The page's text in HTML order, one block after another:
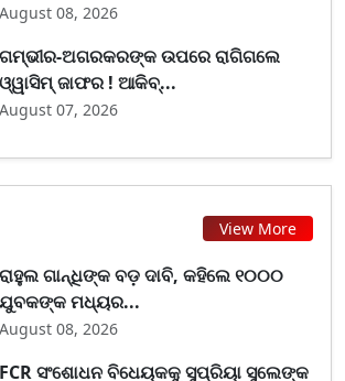
August 08, 2026
ଗମ୍ଭୀର-ଅଗରକରଙ୍କ ଉପରେ ରାଗିଗଲେ
ଓ୍ୱାସିମ୍ ଜାଫର ! ଆକିବ୍...
August 07, 2026
View More
ରାହୁଲ ଗାନ୍ଧିଙ୍କ ବଡ଼ ଦାବି, କହିଲେ ୧୦୦୦
ଯୁବକଙ୍କ ମଧ୍ୟର...
August 08, 2026
FCR ସଂଶୋଧନ ବିଧେୟକକୁ ସୁପ୍ରିୟା ସୁଲେଙ୍କ